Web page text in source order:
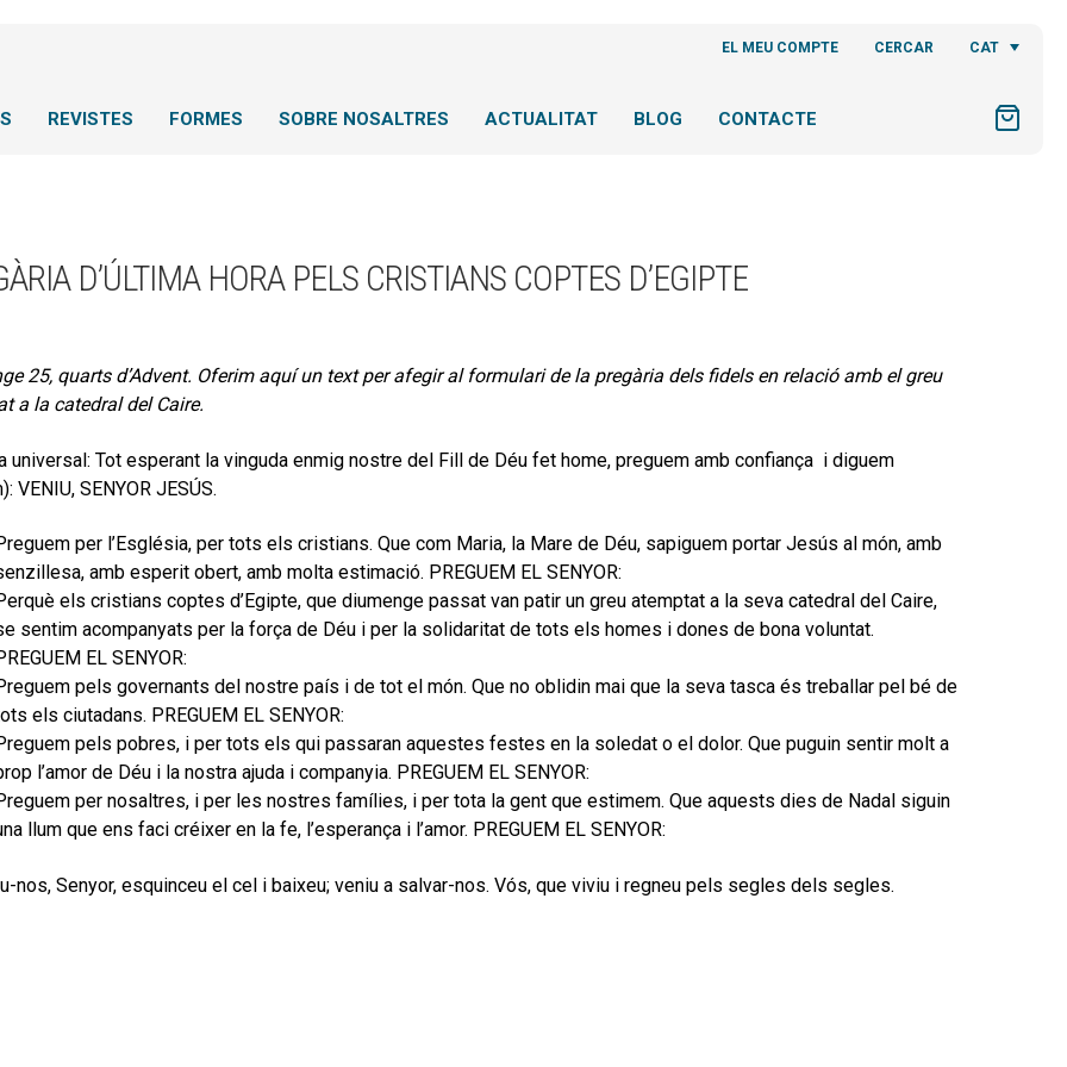
EL MEU COMPTE CERCAR CAT
REVISTES FORMES SOBRE NOSALTRES ACTUALITAT BLOG CONTACTE
D’ÚLTIMA HORA PELS CRISTIANS COPTES D’EGIPTE
25, quarts d’Advent. Oferim aquí un text per afegir al formulari de la pregària dels fidels en relació amb el greu
a la catedral del Caire.
universal: Tot esperant la vinguda enmig nostre del Fill de Déu fet home, preguem amb confiança i diguem
VENIU, SENYOR JESÚS.
per l’Església, per tots els cristians. Que com Maria, la Mare de Déu, sapiguem portar Jesús al món, amb
amb esperit obert, amb molta estimació. PREGUEM EL SENYOR:
els cristians coptes d’Egipte, que diumenge passat van patir un greu atemptat a la seva catedral del Caire,
sentim acompanyats per la força de Déu i per la solidaritat de tots els homes i dones de bona voluntat.
EL SENYOR:
pels governants del nostre país i de tot el món. Que no oblidin mai que la seva tasca és treballar pel bé de
els ciutadans. PREGUEM EL SENYOR:
pels pobres, i per tots els qui passaran aquestes festes en la soledat o el dolor. Que puguin sentir molt a
l’amor de Déu i la nostra ajuda i companyia. PREGUEM EL SENYOR:
per nosaltres, i per les nostres famílies, i per tota la gent que estimem. Que aquests dies de Nadal siguin
llum que ens faci créixer en la fe, l’esperança i l’amor. PREGUEM EL SENYOR:
nos, Senyor, esquinceu el cel i baixeu; veniu a salvar-nos. Vós, que viviu i regneu pels segles dels segles.